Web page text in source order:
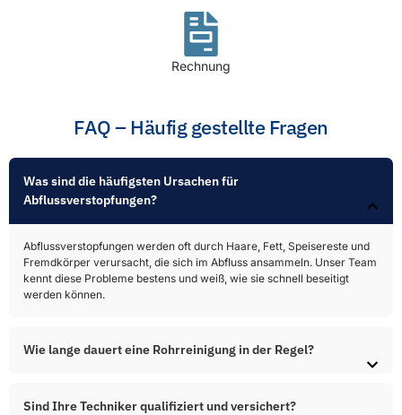
Rechnung
FAQ – Häufig gestellte Fragen
Was sind die häufigsten Ursachen für
Abflussverstopfungen?​
Abflussverstopfungen werden oft durch Haare, Fett, Speisereste und
Fremdkörper verursacht, die sich im Abfluss ansammeln. Unser Team
kennt diese Probleme bestens und weiß, wie sie schnell beseitigt
werden können.
Wie lange dauert eine Rohrreinigung in der Regel?
Sind Ihre Techniker qualifiziert und versichert?